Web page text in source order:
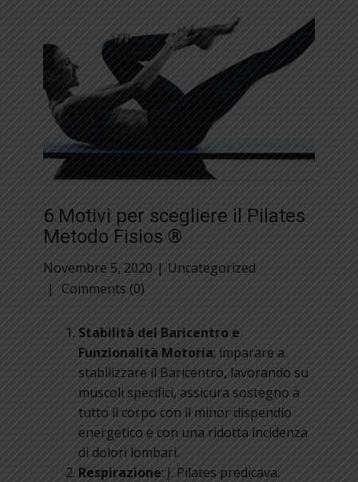
6 Motivi per scegliere il Pilates
Metodo Fisios ®
Novembre 5, 2020
Uncategorized
Comments (0)
Stabilità del Baricentro e
Funzionalità Motoria: imparare a
stabilizzare il Baricentro, lavorando su
muscoli specifici, assicura sostegno a
tutto il corpo con il minor dispendio
energetico e con una ridotta incidenza
di dolori lombari.
Respirazione: J. Pilates predicava: